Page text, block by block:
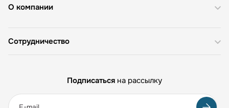
О компании
Сотрудничество
Подписаться на рассылку